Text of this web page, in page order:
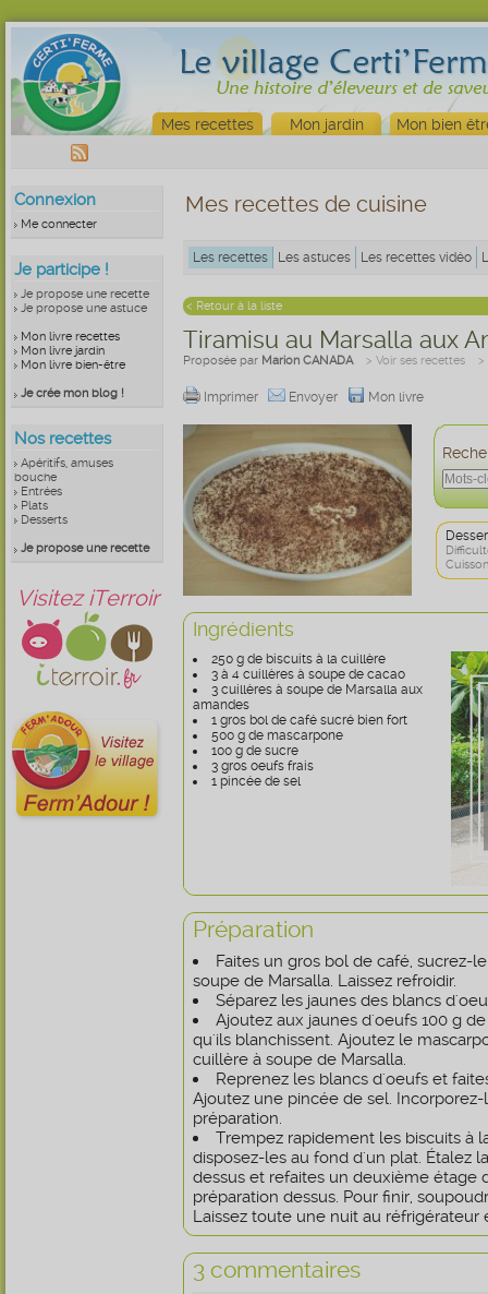
Mes recettes Mon jardin Mon bien
Connexion
Me connecter
Je participe !
Je propose une recette
Je propose une astuce
Mon livre recettes
Mon livre jardin
Mon livre bien-être
Je crée mon blog !
Nos recettes
Apéritifs, amuses
bouche
Entrées
Plats
Desserts
Je propose une recette
Visitez iTerroir
Mes recettes de cuisine
Les recettes Les astuces Les recettes vidéo
< Retour à la liste
Tiramisu au Marsalla aux
Proposée par Marion CANADA > Voir ses recettes
Imprimer Envoyer Mon livre
Ingrédients
250 g de biscuits à la cuillère
3 à 4 cuillères à soupe de cacao
3 cuillères à soupe de Marsalla aux
amandes
1 gros bol de café sucré bien fort
500 g de mascarpone
100 g de sucre
3 gros oeufs frais
1 pincée de sel
Préparation
Faites un gros bol de café, sucrez-
soupe de Marsalla. Laissez refroidir.
Séparez les jaunes des blancs
Ajoutez aux jaunes d'oeufs 100 g
qu'ils blanchissent. Ajoutez le
cuillère à soupe de Marsalla.
Reprenez les blancs d'oeufs et
Ajoutez une pincée de sel.
préparation.
Trempez rapidement les biscuits à
disposez-les au fond d'un plat. Étalez
dessus et refaites un deuxième étage
préparation dessus. Pour finir,
Laissez toute une nuit au réfrigérateur
3 commentaires